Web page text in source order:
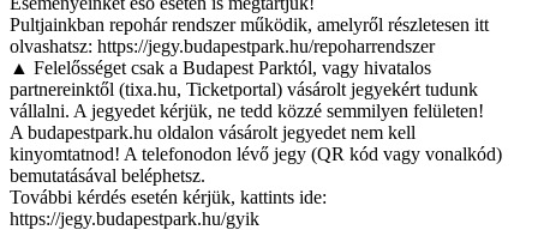
Pultjainkban repohár rendszer működik, amelyről részletesen itt
olvashatsz: https://jegy.budapestpark.hu/repoharrendszer
▲ Felelősséget csak a Budapest Parktól, vagy hivatalos
partnereinktől (tixa.hu, Ticketportal) vásárolt jegyekért tudunk
vállalni. A jegyedet kérjük, ne tedd közzé semmilyen felületen!
A budapestpark.hu oldalon vásárolt jegyedet nem kell
kinyomtatnod! A telefonodon lévő jegy (QR kód vagy vonalkód)
bemutatásával beléphetsz.
További kérdés esetén kérjük, kattints ide:
https://jegy.budapestpark.hu/gyik